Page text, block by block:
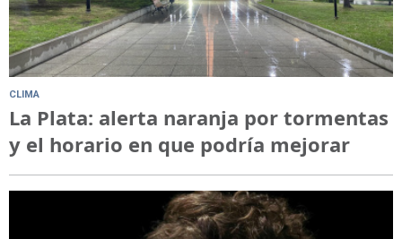
CLIMA
La Plata: alerta naranja por tormentas
y el horario en que podría mejorar